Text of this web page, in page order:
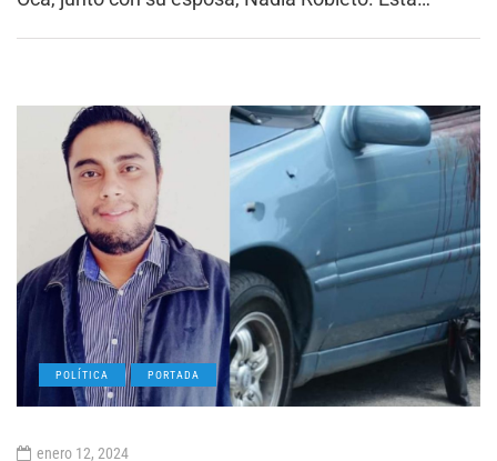
POLÍTICA PORTADA
enero 12, 2024